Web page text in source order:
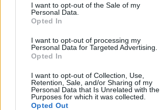
I want to opt-out of the Sale of my
Personal Data.
Opted In
I want to opt-out of processing my
Personal Data for Targeted Advertising.
Opted In
I want to opt-out of Collection, Use,
Retention, Sale, and/or Sharing of my
Personal Data that Is Unrelated with the
Purposes for which it was collected.
Opted Out